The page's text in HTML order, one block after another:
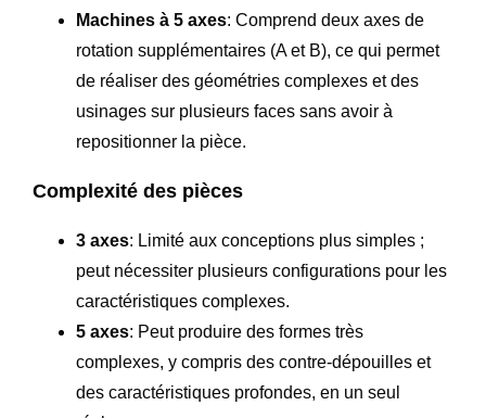
Machines à 5 axes: Comprend deux axes de
rotation supplémentaires (A et B), ce qui permet
de réaliser des géométries complexes et des
usinages sur plusieurs faces sans avoir à
repositionner la pièce.
Complexité des pièces
3 axes: Limité aux conceptions plus simples ;
peut nécessiter plusieurs configurations pour les
caractéristiques complexes.
5 axes: Peut produire des formes très
complexes, y compris des contre-dépouilles et
des caractéristiques profondes, en un seul